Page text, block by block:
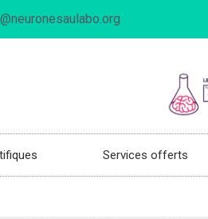
Services offerts